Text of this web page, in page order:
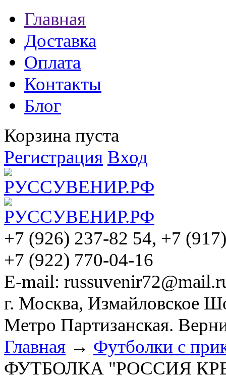
Главная
Доставка
Оплата
Контакты
Блог
Корзина пуста
Регистрация Вход
+7 (926) 237-82 54, +7
+7 (922) 770-04-16
E-mail:
г. Москва, Измайловское
Метро Партизанская.
Главная → Футболки с
ФУТБОЛКА "РОССИЯ